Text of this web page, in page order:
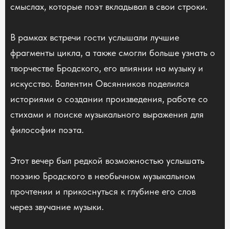
смыслах, которые поэт вкладывал в свои строки.
В рамках встречи гости услышали лучшие
фрагменты цикла, а также смогли больше узнать о
творчестве Бродского, его влиянии на музыку и
искусство. Валентин Овсянников поделился
историями о создании произведения, работе со
стихами и поиске музыкального выражения для
философии поэта.
Этот вечер был редкой возможностью услышать
поэзию Бродского в необычном музыкальном
прочтении и прикоснуться к глубине его слов
через звучание музыки.